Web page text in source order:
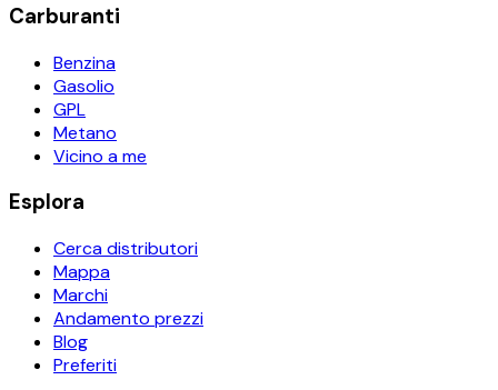
Carburanti
Benzina
Gasolio
GPL
Metano
Vicino a me
Esplora
Cerca distributori
Mappa
Marchi
Andamento prezzi
Blog
Preferiti